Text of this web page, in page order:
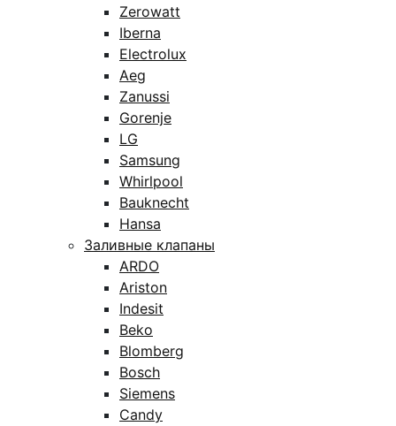
Zerowatt
Iberna
Electrolux
Aeg
Zanussi
Gorenje
LG
Samsung
Whirlpool
Bauknecht
Hansa
Заливные клапаны
ARDO
Ariston
Indesit
Beko
Blomberg
Bosch
Siemens
Candy